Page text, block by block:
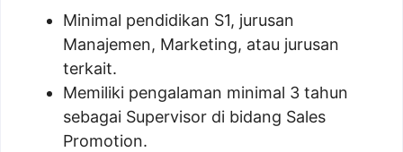
Minimal pendidikan S1, jurusan
Manajemen, Marketing, atau jurusan
terkait.
Memiliki pengalaman minimal 3 tahun
sebagai Supervisor di bidang Sales
Promotion.